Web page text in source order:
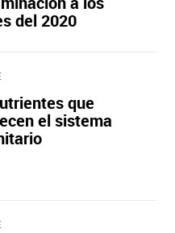
del 2020​
que
el sistema